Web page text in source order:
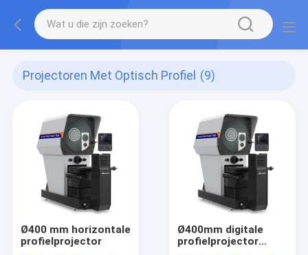
Projectoren Met Optisch Profiel (9)
Ø400 mm horizontale
profielprojector
Ø400mm digitale
profielprojector